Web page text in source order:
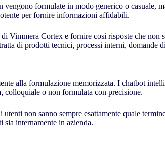
formulate in modo generico o casuale,
per fornire informazioni affidabili.
Vimmera Cortex e fornire così risposte che
di prodotti tecnici, processi interni, domande
alla formulazione memorizzata. I chatbot
colloquiale o non formulata con precisione.
non sanno sempre esattamente quale
sia internamente in azienda.